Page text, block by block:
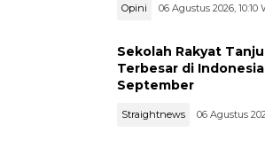
Opini 06 Agustus 2026, 10:10
Sekolah Rakyat
Terbesar di
September
Straightnews 06 Agustus